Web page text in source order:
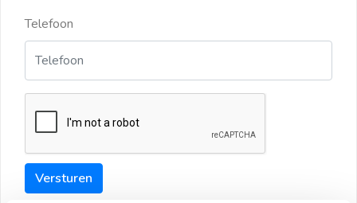
Telefoon
Versturen